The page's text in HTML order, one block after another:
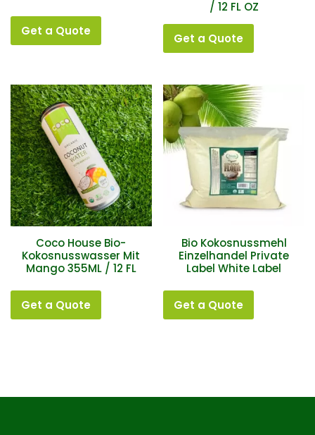
Get a Quote
/ 12 FL OZ
Get a Quote
Coco House Bio-
Kokosnusswasser Mit
Mango 355ML / 12 FL
Get a Quote
Bio Kokosnussmehl
Einzelhandel Private
Label White Label
Get a Quote